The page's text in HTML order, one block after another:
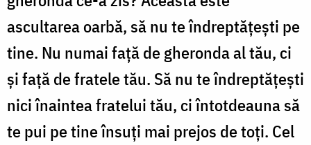
ascultarea oarbă, să nu te îndreptățești pe
tine. Nu numai față de gheronda al tău, ci
și față de fratele tău. Să nu te îndreptățești
nici înaintea fratelui tău, ci întotdeauna să
te pui pe tine însuți mai prejos de toți. Cel